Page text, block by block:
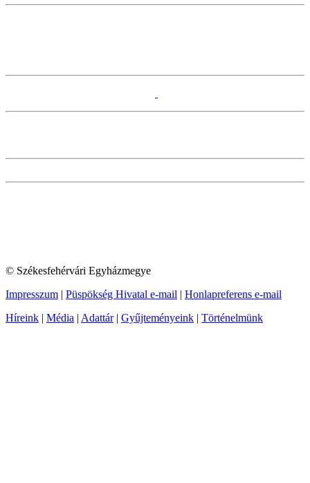
© Székesfehérvári Egyházmegye
Impresszum | Püspökség Hivatal e-mail | Honlapreferens e-mail
Híreink | Média | Adattár| Gyűjteményeink | Történelmünk